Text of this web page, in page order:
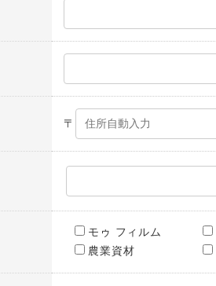
〒
モゥ フィルム
農業資材